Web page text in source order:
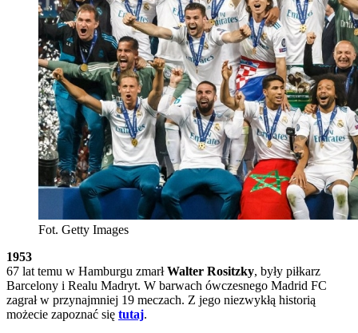
Fot. Getty Images
1953
67 lat temu w Hamburgu zmarłWalter Rositzky, były piłkarz
Barcelony i Realu Madryt. W barwach ówczesnego Madrid FC
zagrał w przynajmniej 19 meczach. Z jego niezwykłą historią
możecie zapoznać się tutaj.